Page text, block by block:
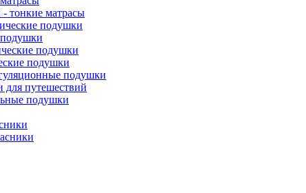
тонкие матрасы
подушки
подушки
подушки
подушки
путешествий
подушки